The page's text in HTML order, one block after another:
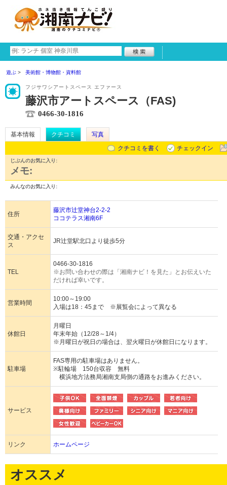
遊ぶ 美術館・博物館・資料館
フジサワシアートスペース エファース
藤沢市アートスペース（FAS)
0466-30-1816
基本情報 クチコミ
写真
クチコミを書く
チェックイン
じぶんのお気に入り:
メモ:
みんなのお気に入り:
住所
藤沢市辻堂神台2-2-2
ココテラス湘南6F
交通・アクセ
ス
JR辻堂駅北口より徒歩5分
TEL
0466-30-1816
※お問い合わせの際は「湘南ナビ！を見た」とお伝えいた
だければ幸いです。
営業時間
10:00～19:00
入場は18：45まで ※展覧会によって異なる
休館日
月曜日
年末年始（12/28～1/4）
※月曜日が祝日の場合は、翌火曜日が休館日になります。
駐車場
FAS専用の駐車場はありません。
※駐輪場 150台収容 無料
横浜地方法務局湘南支局側の通路をお進みください。
サービス
リンク ホームページ
オススメ